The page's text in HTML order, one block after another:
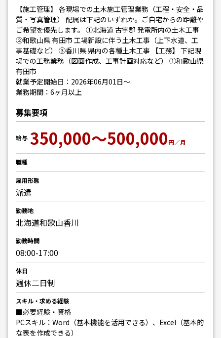
【施工管理】 各現場での土木施工管理業務（工程・安全・品
質・写真管理） 配属は下記のいずれか。ご自宅からの距離や
ご希望を優先します。 ①北海道 古宇郡 発電所内の土木工事
②和歌山県 有田市 工場新設に伴う土木工事（上下水道、工
事基礎など） ③香川県 県内の各種土木工事 【工務】 下記現
場での工務業務（図面作成、工事計画対応など） ①和歌山県
有田市
就業予定開始日：2026年06月01日～
業務期間：6ヶ月以上
募集要項
給与 350,000～500,000円／月
職種
雇用形態
派遣
勤務地
北海道和歌山香川
勤務時間
08:00-17:00
休日
週休二日制
スキル・求める経験
■必要経験・資格
PCスキル：Word（基本機能を活用できる）、Excel（基本的
な表を作成できる）